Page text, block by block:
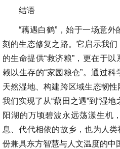
结语
“藕遇白鹤”，始于一场意
刻的生态修复之路。它启示我
的生命提供“救济粮”，更在于
赖以生存的“家园粮仓”。通过
天然湿地、构建跨区域生态韧性
我们实现了从“藕田之遇”到“湿
阳湖的万顷碧波永远荡漾生机
息、代代相依的故乡，也为人
份兼具东方智慧与人文温度的中